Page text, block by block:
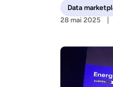
Data
28 mai 2025